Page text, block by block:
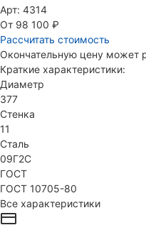
Арт: 4314
От 98 100 ₽
Рассчитать стоимость
Окончательную цену может
Краткие характеристики:
Диаметр
377
Стенка
11
Сталь
09Г2С
ГОСТ
ГОСТ 10705-80
Все характеристики